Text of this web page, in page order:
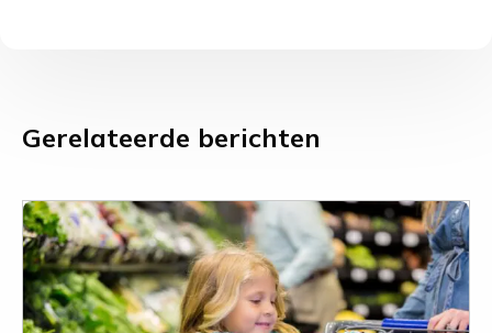
Gerelateerde berichten
Leer
meer
over
78
organisaties